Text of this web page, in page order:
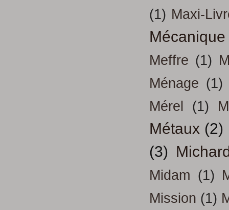
(1) Maxi-
Mécanique
Meffre (1)
Ménage (1)
Mérel
(1)
Métaux (2)
(3)
Midam (1)
Mission (1)